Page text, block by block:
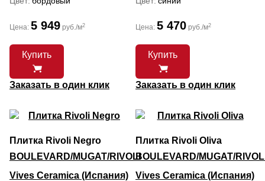
Цена: 5 949 руб./м2
Купить
Заказать в один клик
Цена: 5 470 руб./м2
Купить
Заказать в один клик
Плитка Rivoli Negro
BOULEVARD/MUGAT/RIVOLI
Vives Ceramica (Испания)
Плитка Rivoli Oliva
BOULEVARD/MUGAT/
Vives Ceramica (Испания)